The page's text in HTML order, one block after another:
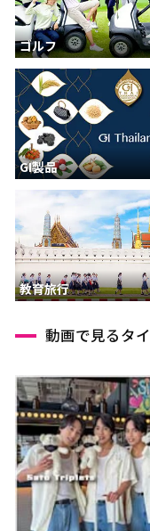
ゴルフ
GI製品
教育旅行
動画で見るタイ